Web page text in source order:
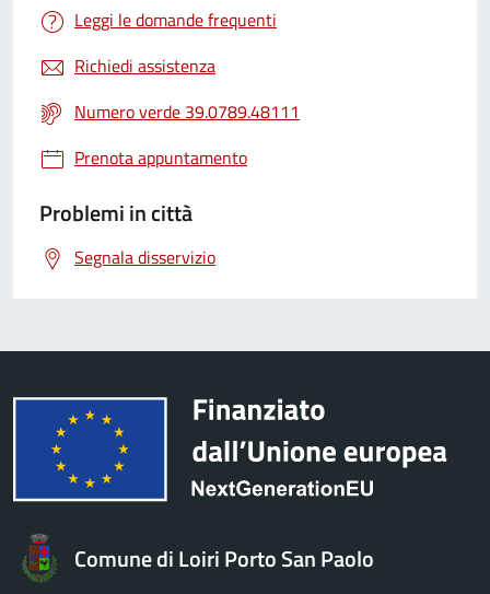
Leggi le domande frequenti
Richiedi assistenza
Numero verde 39.0789.48111
Prenota appuntamento
Problemi in città
Segnala disservizio
Comune di Loiri Porto San Paolo